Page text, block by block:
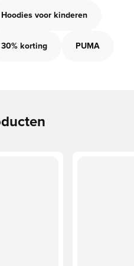
Hoodies voor kinderen
30% korting PUMA